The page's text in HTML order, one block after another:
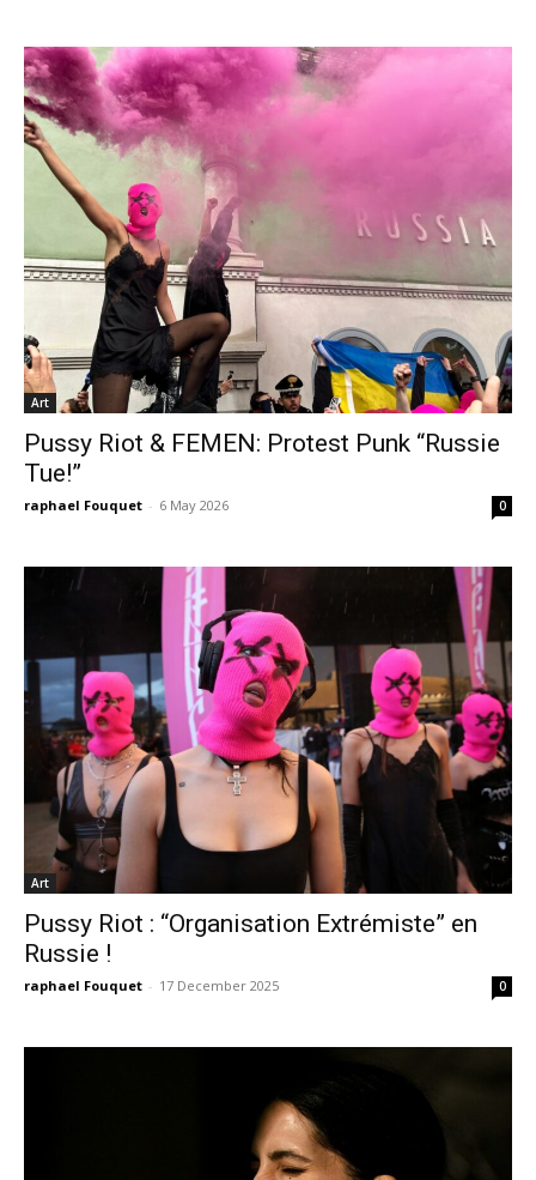
Art
Pussy Riot & FEMEN: Protest Punk “Russie
Tue!”
raphael Fouquet - 6 May 2026 0
Art
Pussy Riot : “Organisation Extrémiste” en
Russie !
raphael Fouquet - 17 December 2025 0